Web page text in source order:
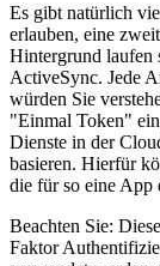
Es gibt natürlich
erlauben, eine
Hintergrund laufen
ActiveSync. Jede
würden Sie
"Einmal Token"
Dienste in der
basieren. Hierfür
die für so eine App
Beachten Sie:
Faktor